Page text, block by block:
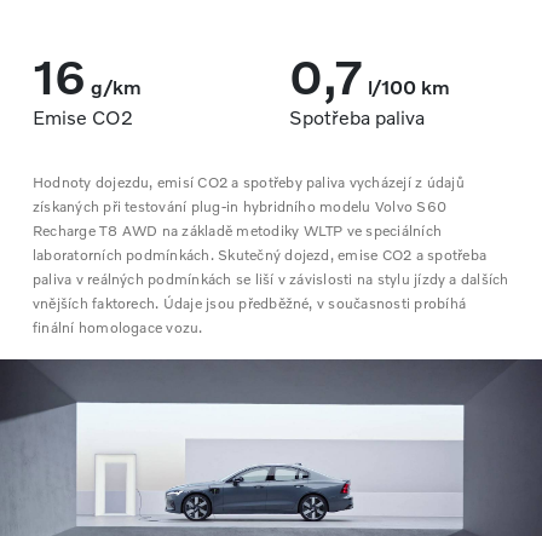
16 g/km
Emise CO2
0,7 l/100 km
Spotřeba paliva
Hodnoty dojezdu, emisí CO2 a spotřeby paliva vycházejí z údajů
získaných při testování plug-in hybridního modelu Volvo S60
Recharge T8 AWD na základě metodiky WLTP ve speciálních
laboratorních podmínkách. Skutečný dojezd, emise CO2 a spotřeba
paliva v reálných podmínkách se liší v závislosti na stylu jízdy a dalších
vnějších faktorech. Údaje jsou předběžné, v současnosti probíhá
finální homologace vozu.